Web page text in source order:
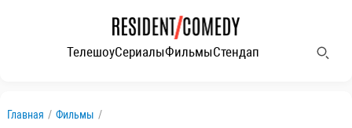
ТелешоуСериалыФильмыСтендап
Главная / Фильмы /